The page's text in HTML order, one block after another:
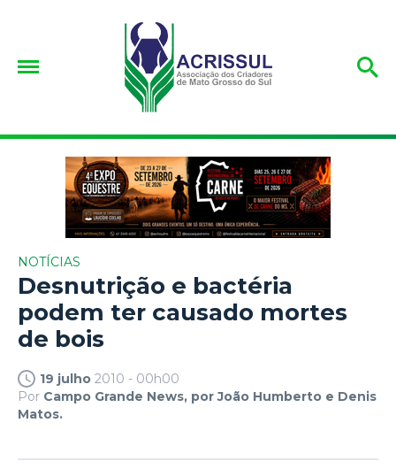
NOTÍCIAS
Desnutrição e bactéria
podem ter causado mortes
de bois
19 julho 2010 - 00h00
Por Campo Grande News, por João Humberto e Denis
Matos.